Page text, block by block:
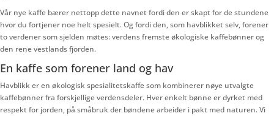
Vår nye kaffe bærer nettopp dette navnet fordi den er skapt for de stundene
hvor du fortjener noe helt spesielt. Og fordi den, som havblikket selv, forener
to verdener som sjelden møtes: verdens fremste økologiske kaffebønner og
den rene vestlands fjorden.
En kaffe som forener land og hav
Havblikk er en økologisk spesialitetskaffe som kombinerer nøye utvalgte
kaffebønner fra forskjellige verdensdeler. Hver enkelt bønne er dyrket med
respekt for jorden, på småbruk der bøndene arbeider i pakt med naturen. Vi